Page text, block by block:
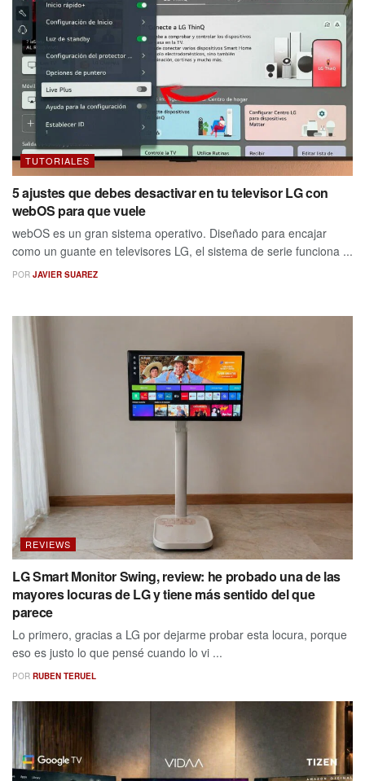
TUTORIALES
5 ajustes que debes desactivar en tu televisor LG con
webOS para que vuele
webOS es un gran sistema operativo. Diseñado para encajar
como un guante en televisores LG, el sistema de serie funciona ...
POR JAVIER SUAREZ
REVIEWS
LG Smart Monitor Swing, review: he probado una de las
mayores locuras de LG y tiene más sentido del que
parece
Lo primero, gracias a LG por dejarme probar esta locura, porque
eso es justo lo que pensé cuando lo vi ...
POR RUBEN TERUEL